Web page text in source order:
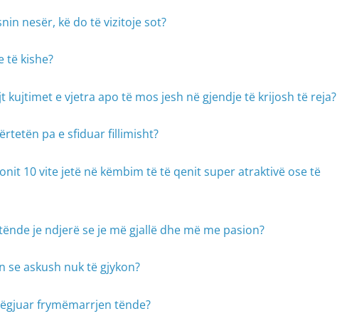
nesër, kë do të vizitoje sot?
të kishe?
kujtimet e vjetra apo të mos jesh në gjendje të krijosh të reja?
pa e sfiduar fillimisht?
10 vite jetë në këmbim të të qenit super atraktivë ose të
je ndjerë se je më gjallë dhe më me pasion?
se askush nuk të gjykon?
frymëmarrjen tënde?